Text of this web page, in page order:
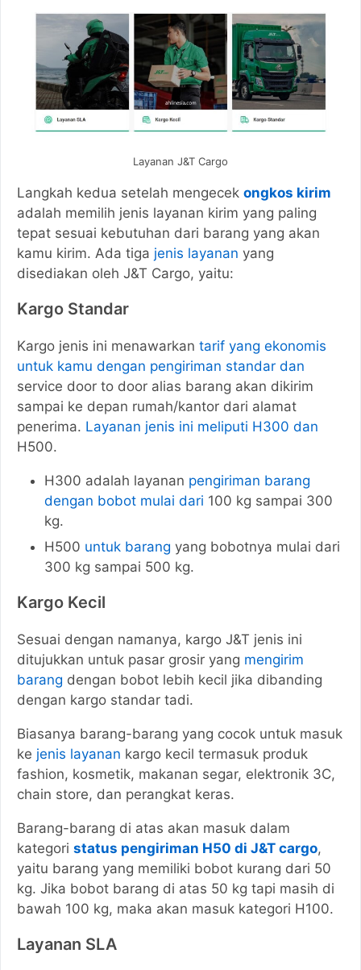
Layanan J&T Cargo
Langkah kedua setelah mengecek ongkos kirim
adalah memilih jenis layanan kirim yang paling
tepat sesuai kebutuhan dari barang yang akan
kamu kirim. Ada tiga jenis layanan yang
disediakan oleh J&T Cargo, yaitu:
Kargo Standar
Kargo jenis ini menawarkan tarif yang ekonomis
untuk kamu dengan pengiriman standar dan
service door to door alias barang akan dikirim
sampai ke depan rumah/kantor dari alamat
penerima. Layanan jenis ini meliputi H300 dan
H500.
H300 adalah layanan pengiriman barang
dengan bobot mulai dari 100 kg sampai 300
kg.
H500 untuk barang yang bobotnya mulai dari
300 kg sampai 500 kg.
Kargo Kecil
Sesuai dengan namanya, kargo J&T jenis ini
ditujukkan untuk pasar grosir yang mengirim
barang dengan bobot lebih kecil jika dibanding
dengan kargo standar tadi.
Biasanya barang-barang yang cocok untuk masuk
ke jenis layanan kargo kecil termasuk produk
fashion, kosmetik, makanan segar, elektronik 3C,
chain store, dan perangkat keras.
Barang-barang di atas akan masuk dalam
kategori status pengiriman H50 di J&T cargo,
yaitu barang yang memiliki bobot kurang dari 50
kg. Jika bobot barang di atas 50 kg tapi masih di
bawah 100 kg, maka akan masuk kategori H100.
Layanan SLA